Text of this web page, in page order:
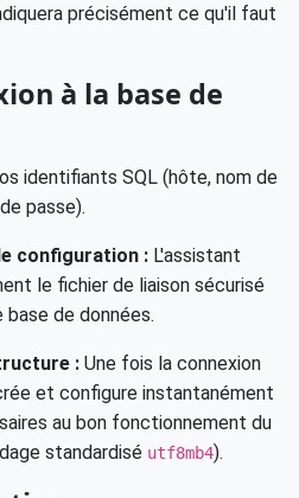
précisément ce qu'il faut
à la base de
identifiants SQL (hôte, nom de
passe).
configuration : L'assistant
le fichier de liaison sécurisé
de données.
: Une fois la connexion
et configure instantanément
au bon fonctionnement du
standardisé utf8mb4).